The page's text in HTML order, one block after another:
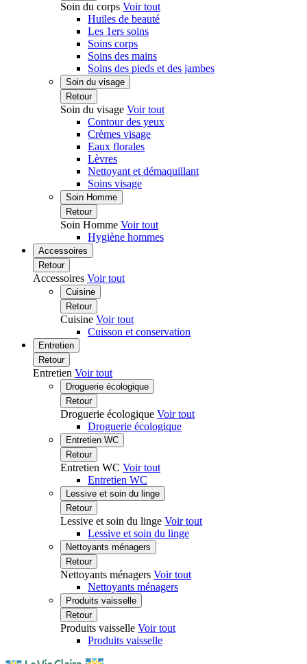
Soin du corps Voir tout
Huiles de beauté
Les 1ers soins
Soins corps
Soins des mains
Soins des pieds et des jambes
Soin du visage
Retour
Soin du visage Voir tout
Contour des yeux
Crèmes visage
Eaux florales
Lèvres
Nettoyant et démaquillant
Soins visage
Soin Homme
Retour
Soin Homme Voir tout
Hygiène hommes
Accessoires
Retour
Accessoires Voir tout
Cuisine
Retour
Cuisine Voir tout
Cuisson et conservation
Entretien
Retour
Entretien Voir tout
Droguerie écologique
Retour
Droguerie écologique Voir tout
Droguerie écologique
Entretien WC
Retour
Entretien WC Voir tout
Entretien WC
Lessive et soin du linge
Retour
Lessive et soin du linge Voir tout
Lessive et soin du linge
Nettoyants ménagers
Retour
Nettoyants ménagers Voir tout
Nettoyants ménagers
Produits vaisselle
Retour
Produits vaisselle Voir tout
Produits vaisselle